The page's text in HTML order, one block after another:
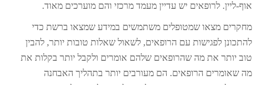
אוף-ליין. לרופאים יש עדיין מעמד מרכזי והם מוערכים מאוד.
מחקרים מצאו שמטופלים משתמשים במידע שמצאו ברשת כדי
להתכונן לפגישות עם הרופאים, לשאול שאלות טובות יותר, להבין
טוב יותר את מה שהרופאים שלהם אומרים ולקבל יותר בקלות את
מה שאומרים הרופאים. הם מעורבים יותר בתהליך האבחנה